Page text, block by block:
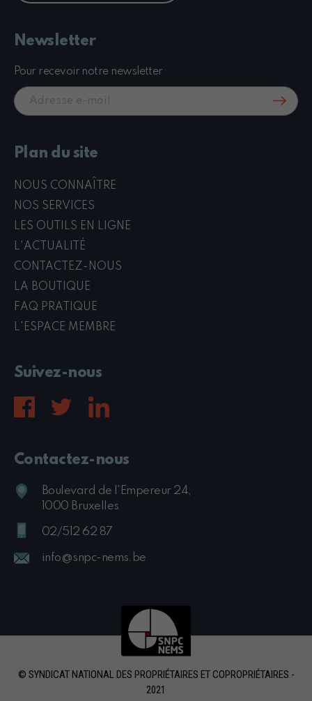
Newsletter
Pour recevoir notre newsletter
Suivez-nous
Plan du site
NOUS CONNAÎTRE
NOS SERVICES
LES OUTILS EN LIGNE
L'ACTUALITÉ
CONTACTEZ-NOUS
LA BOUTIQUE
FAQ PRATIQUE
L'ESPACE MEMBRE
Contactez-nous
Boulevard de l'Empereur 24,
1000 Bruxelles
02/512 62 87
info@snpc-nems.be
© SYNDICAT NATIONAL DES PROPRIÉTAIRES ET COPROPRIÉTAIRES -
2021